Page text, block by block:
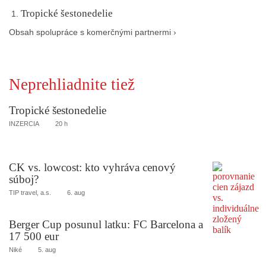
Tropické šestonedelie
Obsah spolupráce s komerčnými partnermi ›
Neprehliadnite tiež
Tropické šestonedelie
INZERCIA 20 h
CK vs. lowcost: kto vyhráva cenový
súboj?
TIP travel, a.s. 6. aug
Berger Cup posunul latku: FC Barcelona a
17 500 eur
Niké 5. aug